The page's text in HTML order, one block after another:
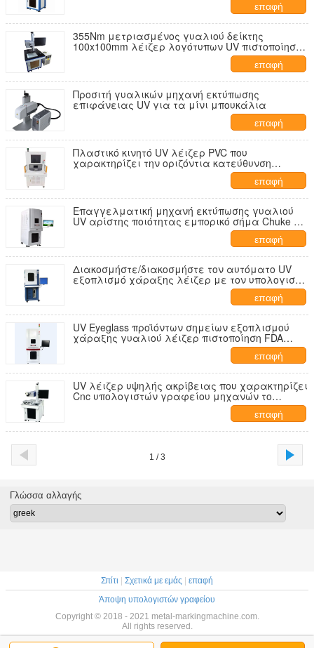
επαφή
355Nm μετριασμένος γυαλιού δείκτης
100x100mm λέιζερ λογότυπων UV πιστοποίηση
επαφή
Προσιτή γυαλικών μηχανή εκτύπωσης
επιφάνειας UV για τα μίνι μπουκάλια
επαφή
Πλαστικό κινητό UV λέιζερ PVC που
χαρακτηρίζει την οριζόντια κατεύθυνση
επαφή
Επαγγελματική μηχανή εκτύπωσης γυαλιού
UV αρίστης ποιότητας εμπορικό σήμα Chuke 3
επαφή
Διακοσμήστε/διακοσμήστε τον αυτόματο UV
εξοπλισμό χάραξης λέιζερ με τον υπολογιστή
επαφή
UV Eyeglass προϊόντων σημείων εξοπλισμού
χάραξης γυαλιού λέιζερ πιστοποίηση FDA
επαφή
UV λέιζερ υψηλής ακρίβειας που χαρακτηρίζει
Cnc υπολογιστών γραφείου μηχανών το
στρατιωτικό κρύσταλλο ετικεττών σκυλιών
επαφή
1 / 3
Γλώσσα αλλαγής
Σπίτι Σχετικά με εμάς
επαφή
Άποψη υπολογιστών γραφείου
Copyright © 2018 - 2021 metal-markingmachine.com.
All rights reserved.